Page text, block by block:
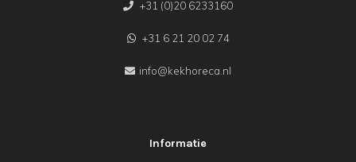
+31 (0)20 6233160
+31 6 21 20 02 74
info@kekhoreca.nl
Informatie